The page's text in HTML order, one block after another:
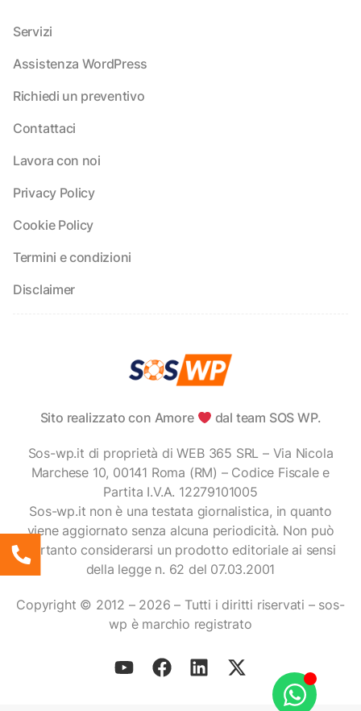
Servizi
Assistenza WordPress
Richiedi un preventivo
Contattaci
Lavora con noi
Privacy Policy
Cookie Policy
Termini e condizioni
Disclaimer
Sito realizzato con Amore dal team SOS WP.
Sos-wp.it di proprietà di WEB 365 SRL – Via Nicola
Marchese 10, 00141 Roma (RM) – Codice Fiscale e
Partita I.V.A. 12279101005
Sos-wp.it non è una testata giornalistica, in quanto
viene aggiornato senza alcuna periodicità. Non può
pertanto considerarsi un prodotto editoriale ai sensi
della legge n. 62 del 07.03.2001
Copyright © 2012 – 2026 – Tutti i diritti riservati – sos-
wp è marchio registrato